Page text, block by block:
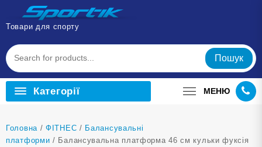
Перейти
вмісту
Товари для спорту
Пошук
Категорії МЕНЮ
Головна /ФІТНЕС / Балансувальні
платформи / Балансувальна платформа 46 см кульки фуксія